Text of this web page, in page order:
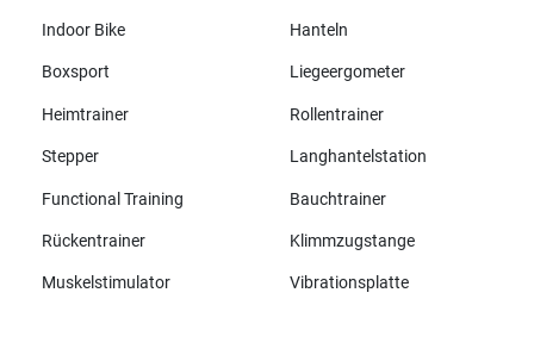
Indoor Bike Hanteln
Boxsport Liegeergometer
Heimtrainer Rollentrainer
Stepper Langhantelstation
Functional Training Bauchtrainer
Rückentrainer Klimmzugstange
Muskelstimulator Vibrationsplatte